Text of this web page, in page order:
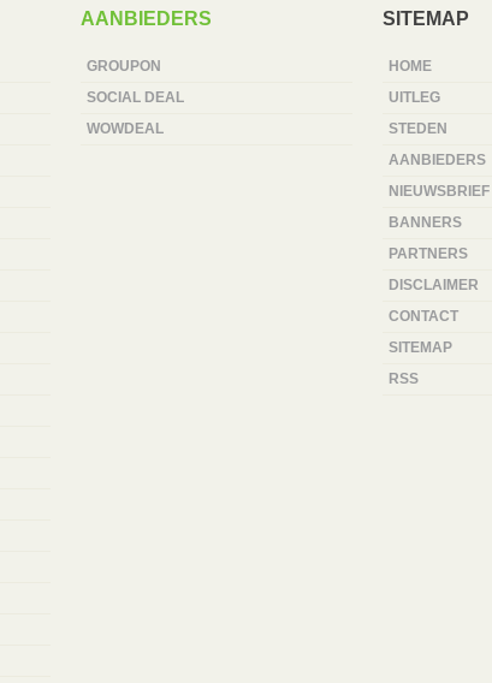
AANBIEDERS SITEMAP
GROUPON
SOCIAL DEAL
WOWDEAL
HOME
UITLEG
STEDEN
AANBIEDERS
NIEUWSBRIEF
BANNERS
PARTNERS
DISCLAIMER
CONTACT
SITEMAP
RSS